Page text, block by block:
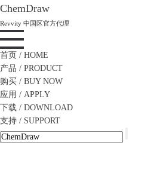
ChemDraw
Revvity 中国区官方代理
首页 / HOME
产品 / PRODUCT
购买 / BUY NOW
应用 / APPLY
下载 / DOWNLOAD
支持 / SUPPORT